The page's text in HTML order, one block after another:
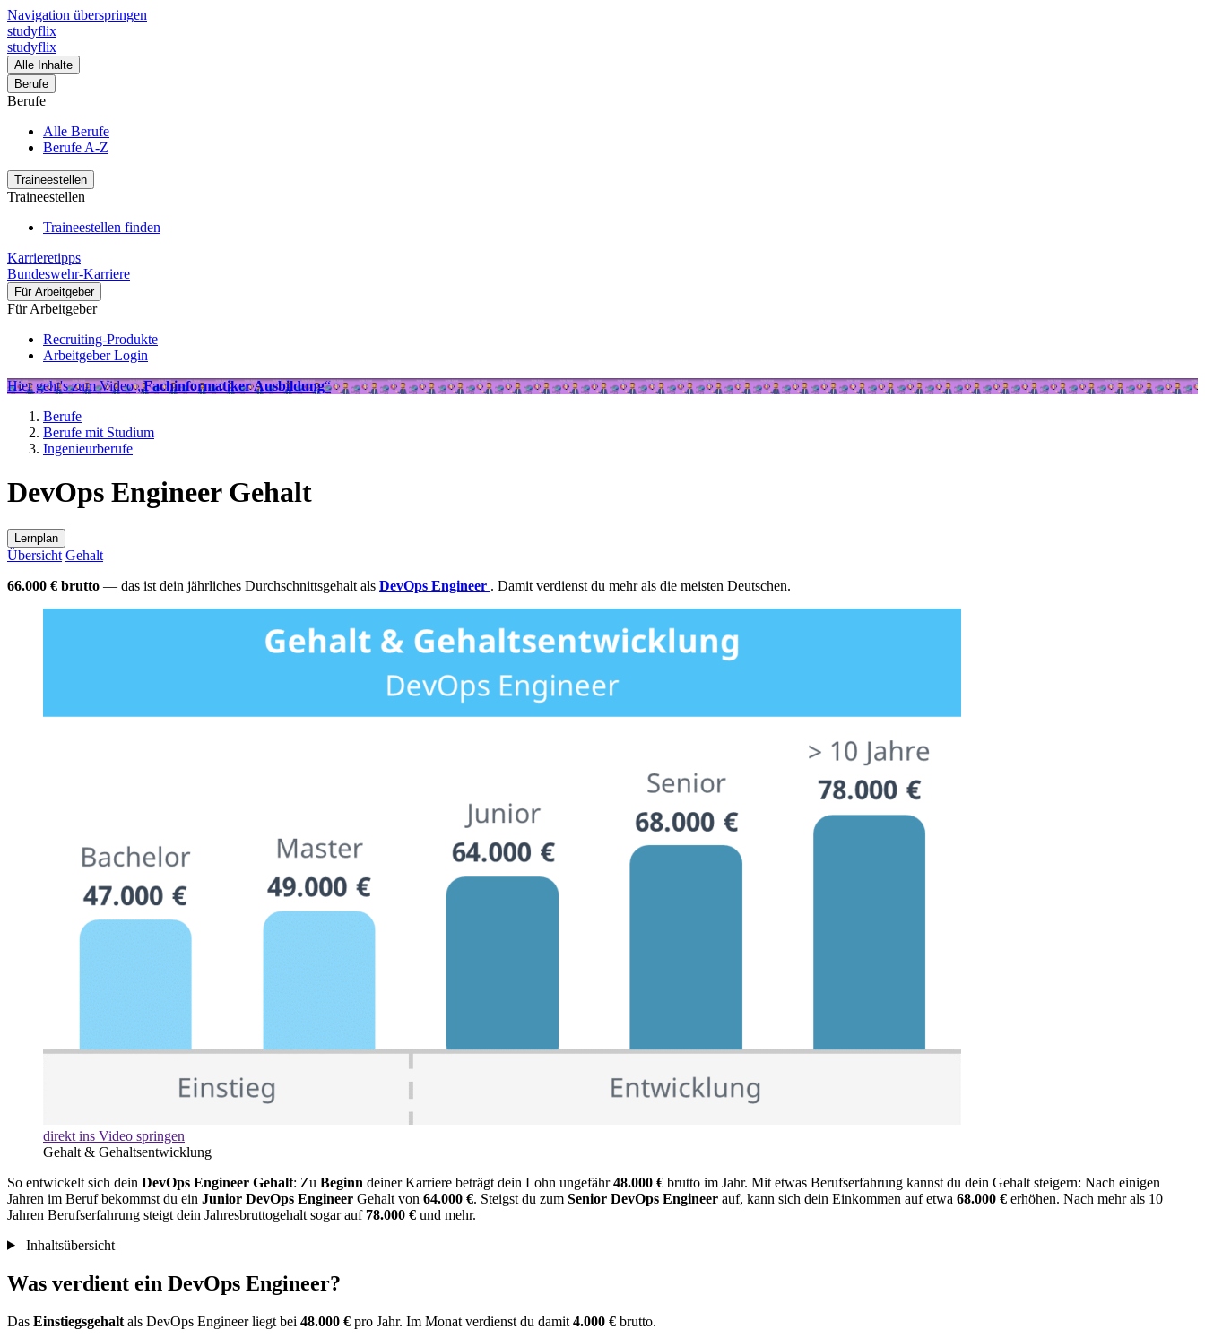
Navigation überspringen
studyflix
studyflix
Alle Inhalte
Berufe
Berufe
Alle Berufe
Berufe A-Z
Traineestellen
Traineestellen
Traineestellen finden
Karrieretipps
Bundeswehr-Karriere
Für Arbeitgeber
Für Arbeitgeber
Recruiting-Produkte
Arbeitgeber Login
Hier geht's zum Video „Fachinformatiker Ausbildung“
Berufe
Berufe mit Studium
Ingenieurberufe
DevOps Engineer Gehalt
Lernplan
Übersicht Gehalt
66.000 € brutto — das ist dein jährliches Durchschnittsgehalt als DevOps Engineer . Damit verdienst du mehr als die meisten Deutschen.
direkt ins Video springen
Gehalt & Gehaltsentwicklung
So entwickelt sich dein DevOps Engineer Gehalt: Zu Beginn deiner Karriere beträgt dein Lohn ungefähr48.000 € brutto im Jahr. Mit etwas Berufserfahrung kannst du dein Gehalt steigern: Nach einigen
Jahren im Beruf bekommst du ein Junior DevOps Engineer Gehalt von 64.000 €. Steigst du zum Senior DevOps Engineer auf, kann sich dein Einkommen auf etwa 68.000 € erhöhen. Nach mehr als 10
Jahren Berufserfahrung steigt dein Jahresbruttogehalt sogar auf 78.000 € und mehr.
Inhaltsübersicht
Was verdient ein DevOps Engineer?
Das Einstiegsgehalt als DevOps Engineer liegt bei 48.000 € pro Jahr. Im Monat verdienst du damit 4.000 € brutto.